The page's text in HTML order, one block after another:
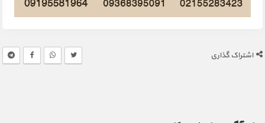
اشتراک گذاری